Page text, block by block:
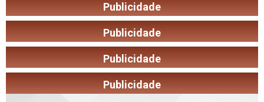
Publicidade
Publicidade
Publicidade
Publicidade